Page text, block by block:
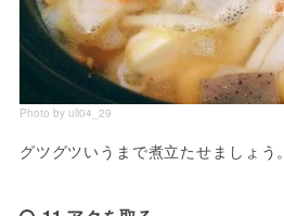
Photo by uli04_29
グツグツいうまで煮立たせましょう。